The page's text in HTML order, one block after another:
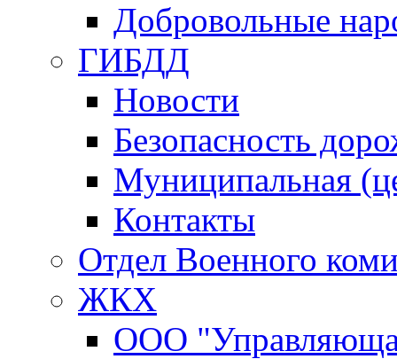
Добровольные
ГИБДД
Новости
Безопасность
Муниципальная
Контакты
Отдел Военного
ЖКХ
ООО